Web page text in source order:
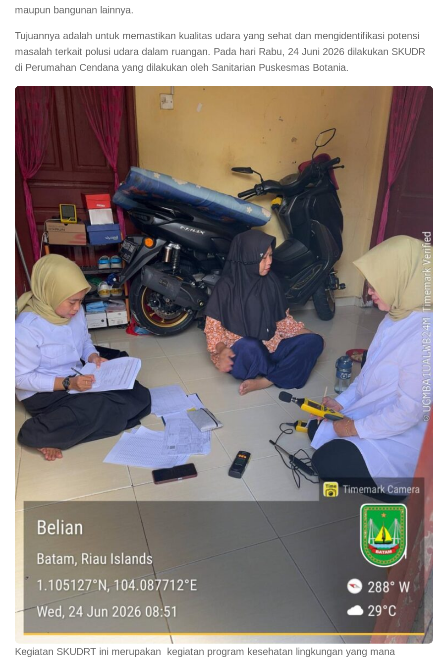
maupun bangunan lainnya.
Tujuannya adalah untuk memastikan kualitas udara yang sehat dan mengidentifikasi potensi
masalah terkait polusi udara dalam ruangan. Pada hari Rabu, 24 Juni 2026 dilakukan SKUDR
di Perumahan Cendana yang dilakukan oleh Sanitarian Puskesmas Botania.
Kegiatan SKUDRT ini merupakan kegiatan program kesehatan lingkungan yang mana